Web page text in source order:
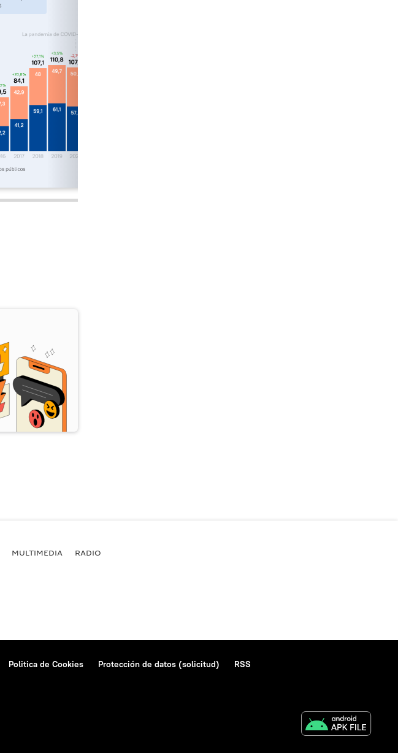
MULTIMEDIA RADIO
Politica de Cookies Protección de datos (solicitud)
RSS